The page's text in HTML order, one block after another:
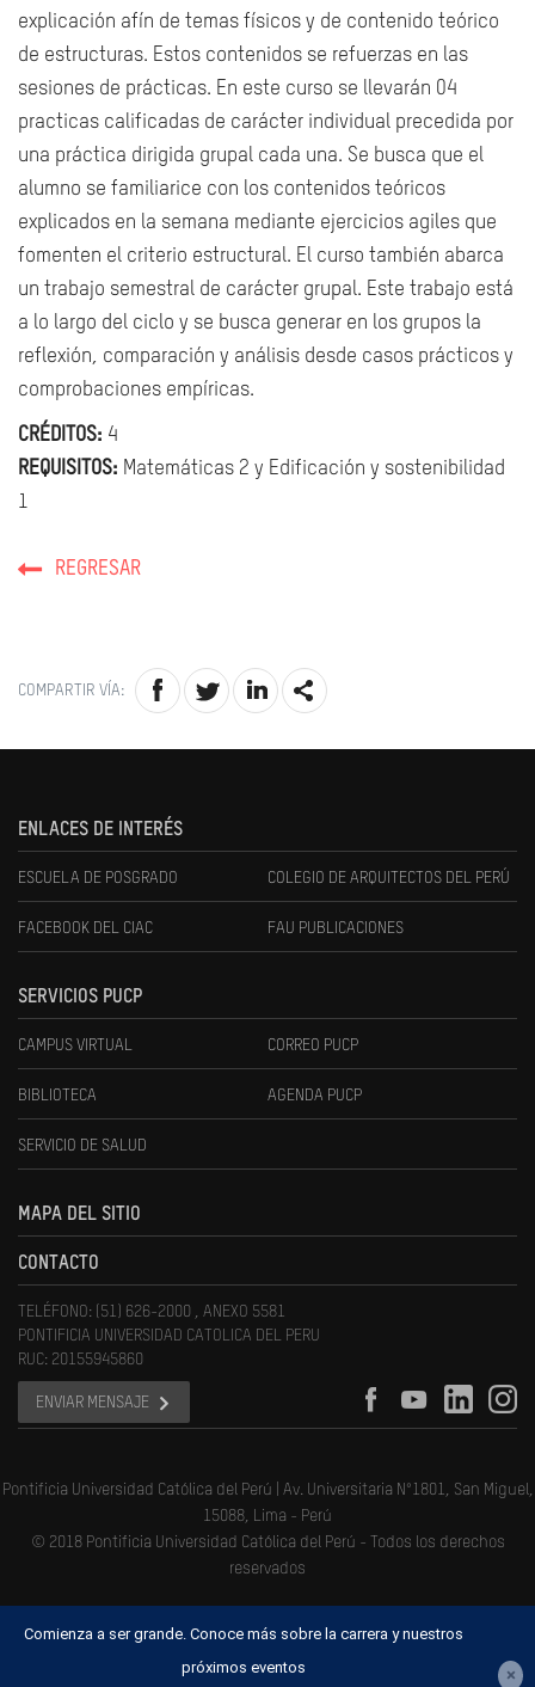
explicación afín de temas físicos y de contenido teórico
de estructuras. Estos contenidos se refuerzas en las
sesiones de prácticas. En este curso se llevarán 04
practicas calificadas de carácter individual precedida por
una práctica dirigida grupal cada una. Se busca que el
alumno se familiarice con los contenidos teóricos
explicados en la semana mediante ejercicios agiles que
fomenten el criterio estructural. El curso también abarca
un trabajo semestral de carácter grupal. Este trabajo está
a lo largo del ciclo y se busca generar en los grupos la
reflexión, comparación y análisis desde casos prácticos y
comprobaciones empíricas.
CRÉDITOS: 4
REQUISITOS: Matemáticas 2 y Edificación y sostenibilidad
1
REGRESAR
COMPARTIR VÍA:
ENLACES DE INTERÉS
ESCUELA DE POSGRADO COLEGIO DE ARQUITECTOS DEL PERÚ
FACEBOOK DEL CIAC FAU PUBLICACIONES
SERVICIOS PUCP
CAMPUS VIRTUAL CORREO PUCP
BIBLIOTECA AGENDA PUCP
SERVICIO DE SALUD
MAPA DEL SITIO
CONTACTO
TELÉFONO: (51) 626-2000 , ANEXO 5581
PONTIFICIA UNIVERSIDAD CATOLICA DEL PERU
RUC: 20155945860
ENVIAR MENSAJE
Pontificia Universidad Católica del Perú | Av. Universitaria N°1801, San Miguel,
15088, Lima - Perú
© 2018 Pontificia Universidad Católica del Perú - Todos los derechos
reservados
Comienza a ser grande. Conoce más sobre la carrera y nuestros
próximos eventos
×